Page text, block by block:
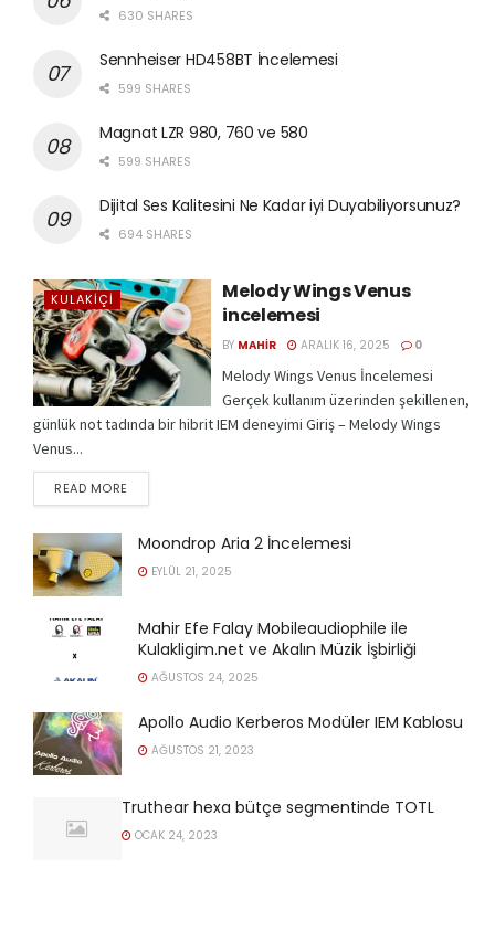
630 SHARES
Sennheiser HD458BT İncelemesi
599 SHARES
Magnat LZR 980, 760 ve 580
599 SHARES
Dijital Ses Kalitesini Ne Kadar iyi Duyabiliyorsunuz?
694 SHARES
KULAKIÇI
Melody Wings Venus
incelemesi
BY MAHIR ARALIK 16, 2025 0
Melody Wings Venus İncelemesi
Gerçek kullanım üzerinden şekillenen,
günlük not tadında bir hibrit IEM deneyimi Giriş – Melody Wings
Venus...
READ MORE
Moondrop Aria 2 İncelemesi
EYLÜL 21, 2025
Mahir Efe Falay Mobileaudiophile ile
Kulakligim.net ve Akalın Müzik İşbirliği
AĞUSTOS 24, 2025
Apollo Audio Kerberos Modüler IEM Kablosu
AĞUSTOS 21, 2023
Truthear hexa bütçe segmentinde TOTL
OCAK 24, 2023